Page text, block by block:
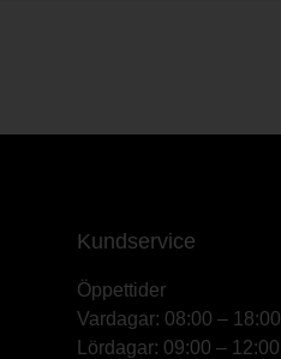
Kundservice
Öppettider
Vardagar: 08:00 – 18:00
Lördagar: 09:00 – 12:00